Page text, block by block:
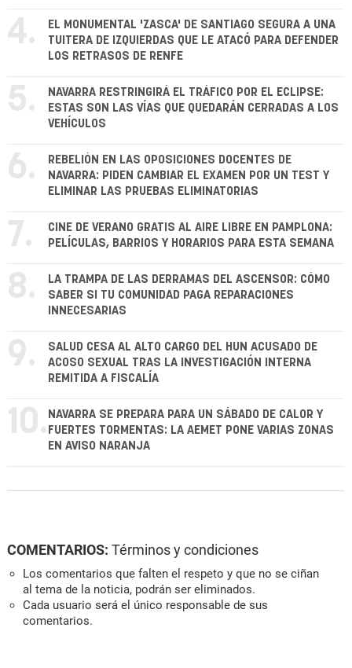
4.
EL MONUMENTAL 'ZASCA' DE SANTIAGO SEGURA A UNA
TUITERA DE IZQUIERDAS QUE LE ATACÓ PARA DEFENDER
LOS RETRASOS DE RENFE
5.
NAVARRA RESTRINGIRÁ EL TRÁFICO POR EL ECLIPSE:
ESTAS SON LAS VÍAS QUE QUEDARÁN CERRADAS A LOS
VEHÍCULOS
6.
REBELIÓN EN LAS OPOSICIONES DOCENTES DE
NAVARRA: PIDEN CAMBIAR EL EXAMEN POR UN TEST Y
ELIMINAR LAS PRUEBAS ELIMINATORIAS
7.
CINE DE VERANO GRATIS AL AIRE LIBRE EN PAMPLONA:
PELÍCULAS, BARRIOS Y HORARIOS PARA ESTA SEMANA
8.
LA TRAMPA DE LAS DERRAMAS DEL ASCENSOR: CÓMO
SABER SI TU COMUNIDAD PAGA REPARACIONES
INNECESARIAS
9.
SALUD CESA AL ALTO CARGO DEL HUN ACUSADO DE
ACOSO SEXUAL TRAS LA INVESTIGACIÓN INTERNA
REMITIDA A FISCALÍA
10. NAVARRA SE PREPARA PARA UN SÁBADO DE CALOR Y
FUERTES TORMENTAS: LA AEMET PONE VARIAS ZONAS
EN AVISO NARANJA
COMENTARIOS: Términos y condiciones
Los comentarios que falten el respeto y que no se ciñan
al tema de la noticia, podrán ser eliminados.
Cada usuario será el único responsable de sus
comentarios.